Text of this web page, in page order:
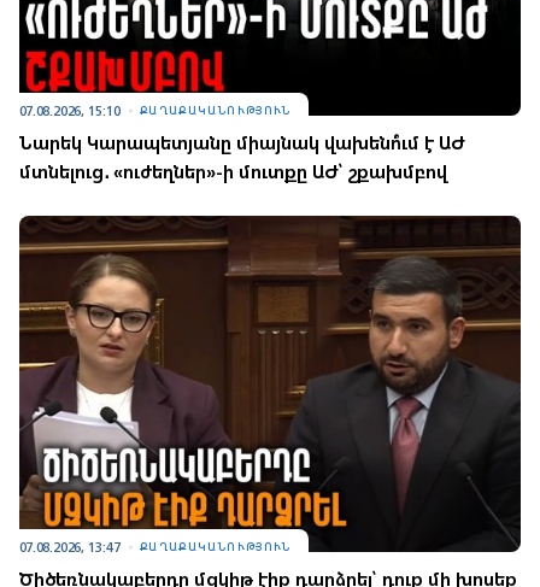
07.08.2026, 15:10 ՔԱՂԱՔԱԿԱՆՈՒԹՅՈՒՆ
Նարեկ Կարապետյանը միայնակ վախենո՞ւմ է ԱԺ
մտնելուց․ «ուժեղներ»-ի մուտքը ԱԺ՝ շքախմբով
07.08.2026, 13:47 ՔԱՂԱՔԱԿԱՆՈՒԹՅՈՒՆ
Ծիծեռնակաբերդը մզկիթ էիք դարձրել՝ դուք մի խոսեք